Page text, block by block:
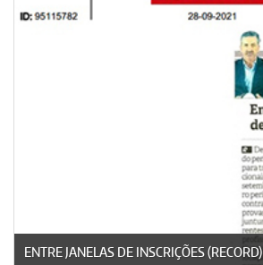
ENTRE JANELAS DE INSCRIÇÕES (RECORD)